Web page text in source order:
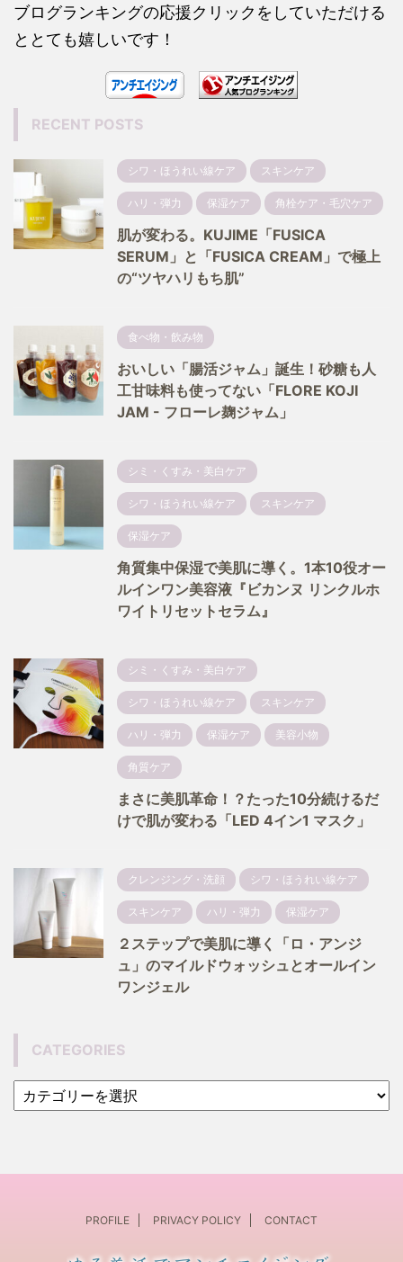
ブログランキングの応援クリックをしていただける
ととても嬉しいです！
RECENT POSTS
シワ・ほうれい線ケア スキンケア
ハリ・弾力 保湿ケア 角栓ケア・毛穴ケア
肌が変わる。KUJIME「FUSICA
SERUM」と「FUSICA CREAM」で極上
の“ツヤハリもち肌”
食べ物・飲み物
おいしい「腸活ジャム」誕生！砂糖も人
工甘味料も使ってない「FLORE KOJI
JAM - フローレ麹ジャム」
シミ・くすみ・美白ケア
シワ・ほうれい線ケア スキンケア
保湿ケア
角質集中保湿で美肌に導く。1本10役オー
ルインワン美容液『ビカンヌ リンクルホ
ワイトリセットセラム』
シミ・くすみ・美白ケア
シワ・ほうれい線ケア スキンケア
ハリ・弾力 保湿ケア 美容小物
角質ケア
まさに美肌革命！？たった10分続けるだ
けで肌が変わる「LED 4イン1 マスク」
クレンジング・洗顔 シワ・ほうれい線ケア
スキンケア ハリ・弾力 保湿ケア
２ステップで美肌に導く「ロ・アンジ
ュ」のマイルドウォッシュとオールイン
ワンジェル
CATEGORIES
PROFILE PRIVACY POLICY CONTACT